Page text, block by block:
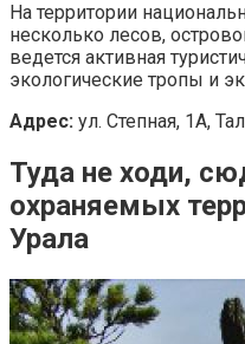
На территории
несколько лесов,
ведется активная
экологические тропы и
Адрес: ул. Степная, 1А,
Туда не ходи,
охраняемых
Урала